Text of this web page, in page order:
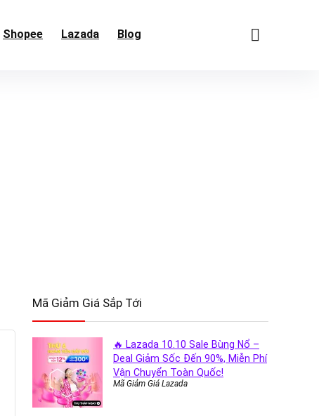
Shopee Lazada Blog
Mã Giảm Giá Sắp Tới
🔥 Lazada 10.10 Sale Bùng Nổ –
Deal Giảm Sốc Đến 90%, Miễn Phí
Vận Chuyển Toàn Quốc!
Mã Giảm Giá Lazada